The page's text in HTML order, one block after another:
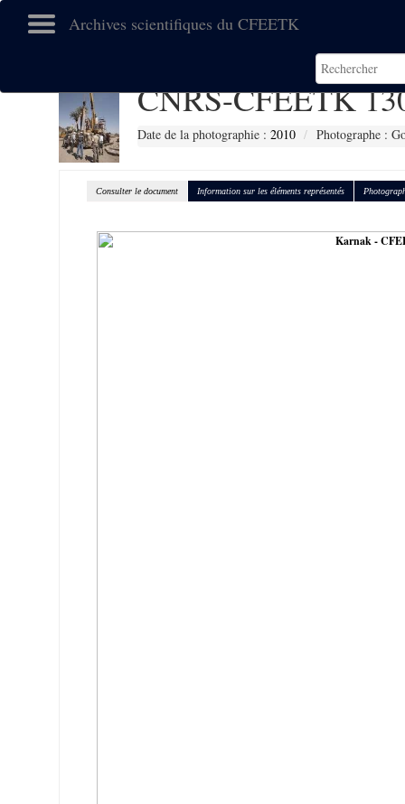
Archives scientifiques du CFEETK
CNRS-CFEETK
Date de la photographie : 2010 Photographe :
Consulter le document Information sur les éléments représentés